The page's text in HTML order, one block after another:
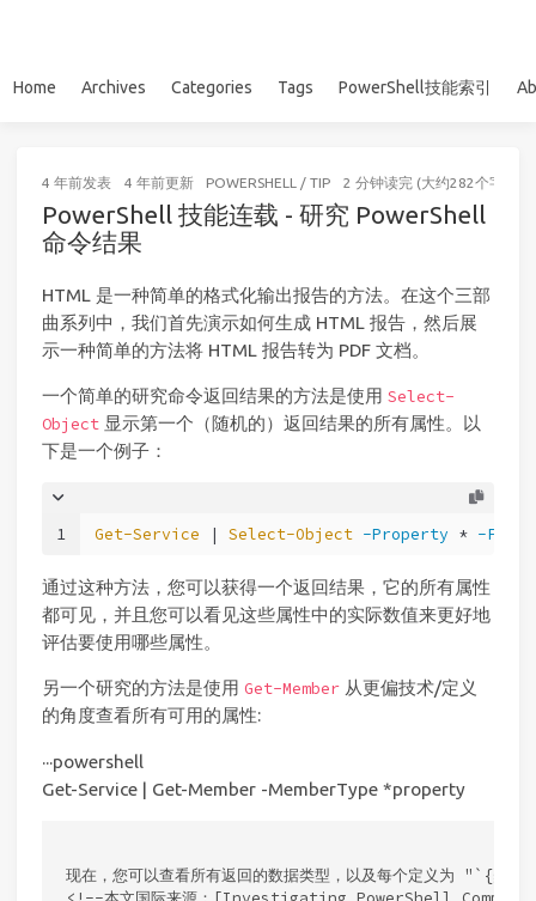
Home Archives Categories Tags PowerShell技能索引
4 年前发表 4 年前更新 POWERSHELL / TIP 2 分钟读完 (大约282个字)
PowerShell 技能连载 - 研究 PowerShell
命令结果
HTML 是一种简单的格式化输出报告的方法。在这个三部
曲系列中，我们首先演示如何生成 HTML 报告，然后展
示一种简单的方法将 HTML 报告转为 PDF 文档。
一个简单的研究命令返回结果的方法是使用 Select-
Object 显示第一个（随机的）返回结果的所有属性。以
下是一个例子：
1 Get-Service | Select-Object -Property * -First
通过这种方法，您可以获得一个返回结果，它的所有属性
都可见，并且您可以看见这些属性中的实际数值来更好地
评估要使用哪些属性。
另一个研究的方法是使用 Get-Member 从更偏技术/定义
的角度查看所有可用的属性:
···powershell
Get-Service | Get-Member -MemberType *property
现在，您可以查看所有返回的数据类型，以及每个定义为